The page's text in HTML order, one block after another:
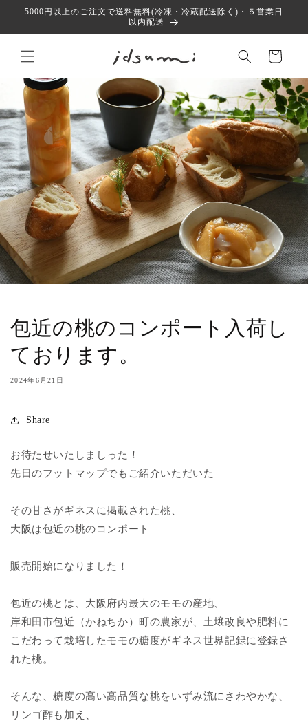
ンツに
5000円以上のご注文で送料無料(冷凍・冷蔵配送除く)・５営業日
以内配送
ー
包近の桃のコンポート入荷し
ております。
2024年6月21日
Share
お待たせいたしましった！
先日のフットマップでもご紹介いただいた
その甘さがギネスに掲載された桃、
大阪は包近の桃のコンポート
販売開始になりました！
包近の桃とは、大阪府内最大のモモの産地、
岸和田市包近（かねちか）町の農家が、土壌改良や肥料に
こだわって栽培したモモの糖度がギネス世界記録に登録さ
れた桃。
そんな、糖度の高い高品質な桃をいずみ流にさわやかな、
リンゴ酢も加え、